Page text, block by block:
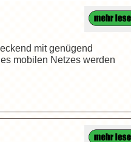
mit genügend
mobilen Netzes werden